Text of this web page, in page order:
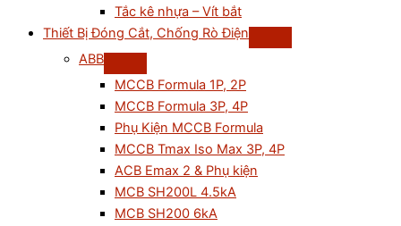
Tắc kê nhựa – Vít bắt
Thiết Bị Đóng Cắt, Chống Rò Điện
ABB
MCCB Formula 1P, 2P
MCCB Formula 3P, 4P
Phụ Kiện MCCB Formula
MCCB Tmax Iso Max 3P, 4P
ACB Emax 2 & Phụ kiện
MCB SH200L 4.5kA
MCB SH200 6kA